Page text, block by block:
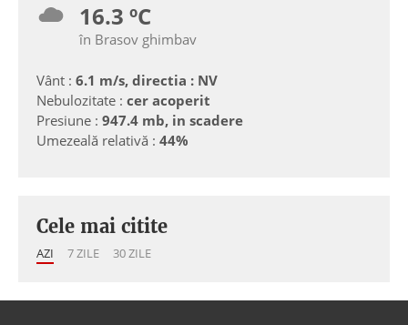
16.3 ºC
în Brasov ghimbav
Vânt : 6.1 m/s, directia : NV
Nebulozitate : cer acoperit
Presiune : 947.4 mb, in scadere
Umezeală relativă : 44%
Cele mai citite
AZI 7 ZILE 30 ZILE